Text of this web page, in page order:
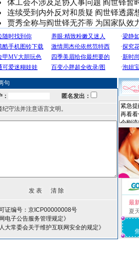
体工会不涉及足协人事问题 阎世铎暂
连续受到内外反对和质疑 阎世铎透露
贾秀全称与阎世铎无芥蒂 为国家队效
句
匿名发出：
纪守法并注意语言文明。
证编号：京ICP00000008号
电子公告服务管理规定》
大常委会关于维护互联网安全的规定》
最
夏